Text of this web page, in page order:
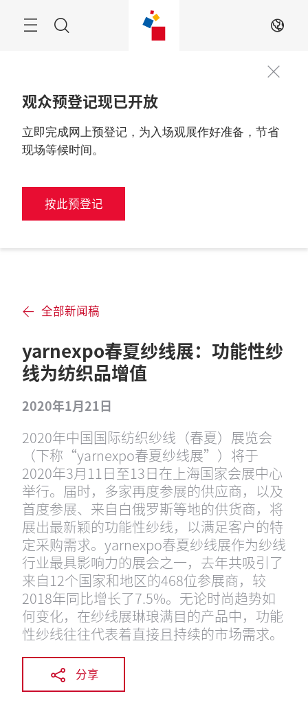
ZH
观众预登记现已开放
立即完成网上预登记，为入场观展作好准备，节省
现场等候时间。
按此预登记
全部新闻稿
yarnexpo春夏纱线展：功能性纱
线为纺织品增值
2020年1月21日
2020年中国国际纺织纱线（春夏）展览会
（下称“yarnexpo春夏纱线展”）将于
2020年3月11日至13日在上海国家会展中心
举行。届时，多家再度参展的供应商，以及
首度参展、来自白俄罗斯等地的供货商，将
展出最新颖的功能性纱线，以满足客户的特
定采购需求。yarnexpo春夏纱线展作为纱线
行业最具影响力的展会之一，去年共吸引了
来自12个国家和地区的468位参展商，较
2018年同比增长了7.5%。无论时尚趋势如
何变化，在纱线展琳琅满目的产品中，功能
性纱线往往代表着直接且持续的市场需求。
分享